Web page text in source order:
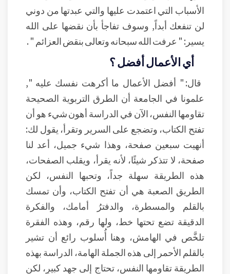
الأسباب التي اعتمدت عليها والتي عبدتها من دوني
لن تنفعك أبداً, وسوف تفاجأ بأن نقضها على الله
يسير: " عرفت الله سبحانه وتعالى بنقض العزائم " .
أي الأعمال أفضل ؟
قال: " أفضل الأعمال ما أكرهت نفسك عليه ",
علمونا في الجامعة أن الطرق التربوية الصحيحة
تقاومها النفس، الآن في الدراسة أهون شيء هو أن
تفتح الكتاب، وتضجع على السرير وتقرأ، يقول لك:
أنهيت سبعين صفحة، وهذا شيء جميل، أعد لنا
صفحة، لا تتذكر شيئًا، لأنه يقرأ، ويقلب الصفحات،
هذه الطريقة سهلة جداً، وتحبها النفس، لكن
الطريق الصعبة هي أن تفتح الكتاب، وأن تمسك
بالقلم والمسطرة، والدفترُ أمامك، والفكرة
الدقيقة تضع تحتها خط، ولها رقم، وهذه الفقرة
تلخَّص في الهامش، وهنا أُسلوب رائع أن تشير
بالقلم الأحمر إلى هذه الجملة الهامة، الدراسة بهذه
الطريقة تقاومها النفس، تحتاج إلى جهد كبيرٍ، لكن